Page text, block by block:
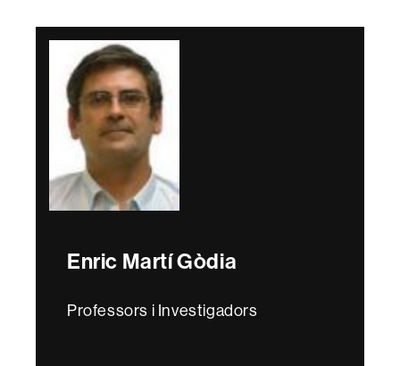
Enric Martí Gòdia
Professors i Investigadors